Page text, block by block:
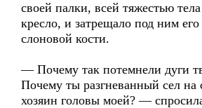
своей палки, всей тяжестью
кресло, и затрещало под ним его
слоновой кости.
— Почему так потемнели дуги
Почему ты разгневанный сел на
хозяин головы моей? —